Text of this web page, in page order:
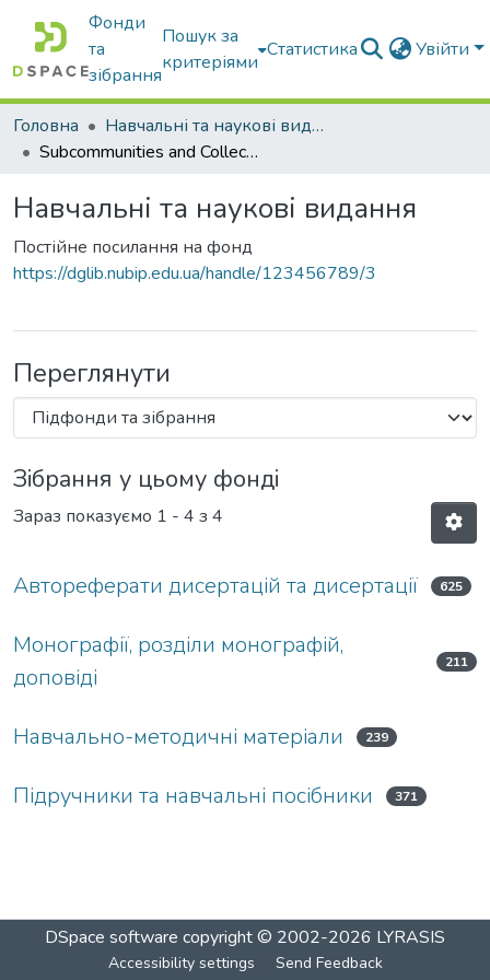
Фонди
та
зібрання
Пошук за
критеріями
Статистика Увійти
Головна
Навчальні та наукові видання
Subcommunities and Collections
Навчальні та наукові видання
Постійне посилання на фонд
https://dglib.nubip.edu.ua/handle/123456789/3
Переглянути
Зібрання у цьому фонді
Зараз показуємо 1 - 4 з 4
Автореферати дисертацій та дисертації 625
Монографії, розділи монографій,
доповіді
211
Навчально-методичні матеріали 239
Підручники та навчальні посібники 371
DSpace software copyright © 2002-2026 LYRASIS
Accessibility settings Send Feedback